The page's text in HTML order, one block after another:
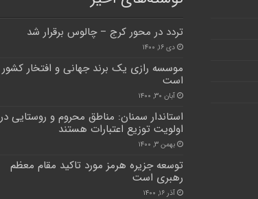
تردد در محور کرج – چالوس برقرار شد
دی ۱۶, ۱۴۰۰
موسسه رازی یک برند جهانی و افتخار کشور
است
آبان ۳۰, ۱۴۰۰
استاندار سمنان: مناطق محروم و روستایی در
اولویت توزیع اعتبارات هستند
بهمن ۳, ۱۴۰۰
توسعه جزیره هرمز مورد تاکید مقام معظم
رهبری است
آذر ۱۶, ۱۴۰۰